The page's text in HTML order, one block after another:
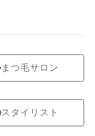
まつ毛サロン
スタイリスト